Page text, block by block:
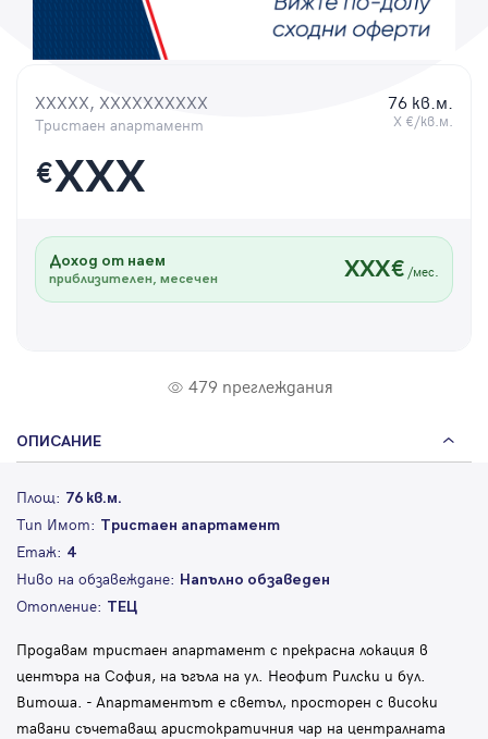
XXXXX, XXXXXXXXXX
Тристаен апартамент
76 кв.м.
X €/кв.м.
€XXX
Доход от наем
приблизителен, месечен XXX€ /мес.
479 преглеждания
ОПИСАНИЕ
Площ: 76 кв.м.
Тип Имот: Тристаен апартамент
Етаж: 4
Ниво на обзавеждане: Напълно обзаведен
Отопление: ТЕЦ
Продавам тристаен апартамент с прекрасна локация в
центъра на София, на ъгъла на ул. Неофит Рилски и бул.
Витоша. - Aпартаментът е светъл, просторен с високи
тавани съчетаващ аристократичния чар на централната
Парола